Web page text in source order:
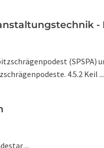
-
4.5.2 Keil ...
...